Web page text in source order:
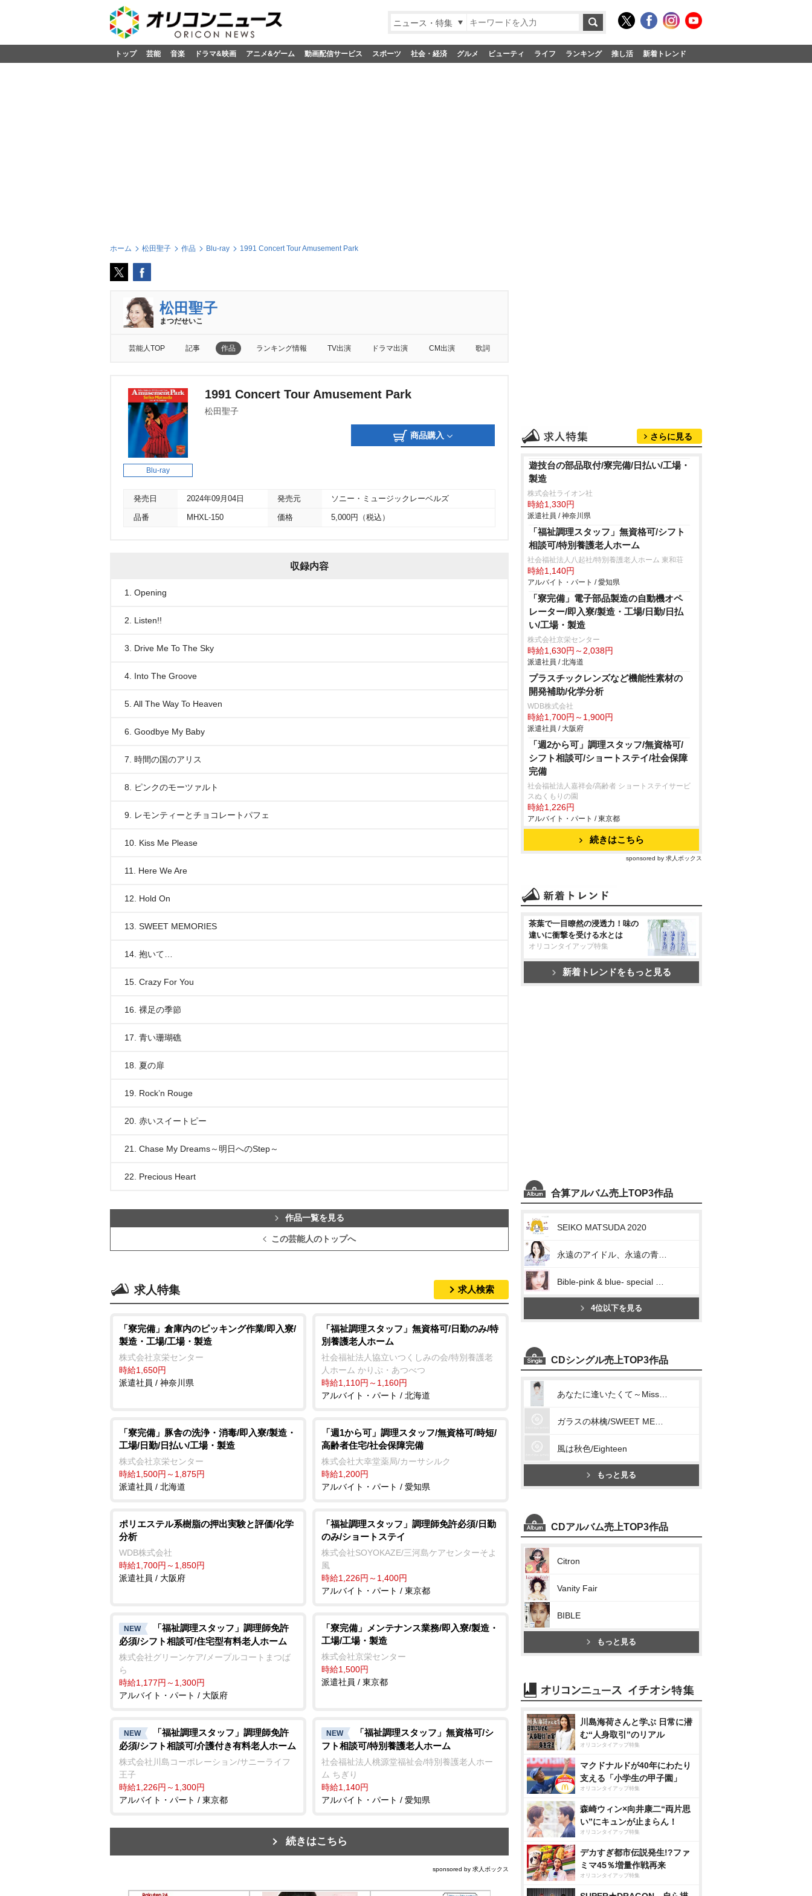
ニュース・特集
トップ 芸能 音楽 ドラマ&映画 アニメ&ゲーム 動画配信サービス スポーツ 社会・経済 グルメ ビューティ ライフ ランキング 推し活 新着トレンド
ホーム 松田聖子 作品 Blu-ray 1991 Concert Tour Amusement Park
松田聖子
まつだせいこ
芸能人TOP 記事 作品 ランキング情報 TV出演 ドラマ出演 CM出演 歌詞
Blu-ray
1991 Concert Tour Amusement Park
松田聖子
商品購入
発売日 2024年09月04日 発売元 ソニー・ミュージックレーベルズ
品番 MHXL-150 価格 5,000円（税込）
収録内容
1. Opening
2. Listen!!
3. Drive Me To The Sky
4. Into The Groove
5. All The Way To Heaven
6. Goodbye My Baby
7. 時間の国のアリス
8. ピンクのモーツァルト
9. レモンティーとチョコレートパフェ
10. Kiss Me Please
11. Here We Are
12. Hold On
13. SWEET MEMORIES
14. 抱いて…
15. Crazy For You
16. 裸足の季節
17. 青い珊瑚礁
18. 夏の扉
19. Rock’n Rouge
20. 赤いスイートピー
21. Chase My Dreams～明日へのStep～
22. Precious Heart
作品一覧を見る
この芸能人のトップへ
求人特集 求人検索
「寮完備」倉庫内のピッキング作業/即入寮/
製造・工場/工場・製造
株式会社京栄センター
時給1,650円
派遣社員 / 神奈川県
「福祉調理スタッフ」無資格可/日勤のみ/特
別養護老人ホーム
社会福祉法人協立いつくしみの会/特別養護老
人ホーム かりぷ・あつべつ
時給1,110円～1,160円
アルバイト・パート / 北海道
「寮完備」豚舎の洗浄・消毒/即入寮/製造・
工場/日勤/日払い/工場・製造
株式会社京栄センター
時給1,500円～1,875円
派遣社員 / 北海道
「週1から可」調理スタッフ/無資格可/時短/
高齢者住宅/社会保障完備
株式会社大幸堂薬局/カーサシルク
時給1,200円
アルバイト・パート / 愛知県
ポリエステル系樹脂の押出実験と評価/化学
分析
WDB株式会社
時給1,700円～1,850円
派遣社員 / 大阪府
「福祉調理スタッフ」調理師免許必須/日勤
のみ/ショートステイ
株式会社SOYOKAZE/三河島ケアセンターそよ
風
時給1,226円～1,400円
アルバイト・パート / 東京都
NEW
「福祉調理スタッフ」調理師免許
必須/シフト相談可/住宅型有料老人ホーム
株式会社グリーンケア/メープルコートまつば
ら
時給1,177円～1,300円
アルバイト・パート / 大阪府
「寮完備」メンテナンス業務/即入寮/製造・
工場/工場・製造
株式会社京栄センター
時給1,500円
派遣社員 / 東京都
NEW
「福祉調理スタッフ」調理師免許
必須/シフト相談可/介護付き有料老人ホーム
株式会社川島コーポレーション/サニーライフ
王子
時給1,226円～1,300円
アルバイト・パート / 東京都
NEW
「福祉調理スタッフ」無資格可/シ
フト相談可/特別養護老人ホーム
社会福祉法人桃源堂福祉会/特別養護老人ホー
ム ちぎり
時給1,140円
アルバイト・パート / 愛知県
続きはこちら
sponsored by 求人ボックス
さらに見る
遊技台の部品取付/寮完備/日払い/工場・
製造
株式会社ライオン社
時給1,330円
派遣社員 / 神奈川県
「福祉調理スタッフ」無資格可/シフト
相談可/特別養護老人ホーム
社会福祉法人八起社/特別養護老人ホーム 東和荘
時給1,140円
アルバイト・パート / 愛知県
「寮完備」電子部品製造の自動機オペ
レーター/即入寮/製造・工場/日勤/日払
い/工場・製造
株式会社京栄センター
時給1,630円～2,038円
派遣社員 / 北海道
プラスチックレンズなど機能性素材の
開発補助/化学分析
WDB株式会社
時給1,700円～1,900円
派遣社員 / 大阪府
「週2から可」調理スタッフ/無資格可/
シフト相談可/ショートステイ/社会保障
完備
社会福祉法人嘉祥会/高齢者 ショートステイサービ
スぬくもりの園
時給1,226円
アルバイト・パート / 東京都
続きはこちら
sponsored by 求人ボックス
茶葉で一目瞭然の浸透力！味の
違いに衝撃を受ける水とは
オリコンタイアップ特集
新着トレンドをもっと見る
合算アルバム売上TOP3作品
SEIKO MATSUDA 2020
4位以下を見る
CDシングル売上TOP3作品
風は秋色/Eighteen
もっと見る
CDアルバム売上TOP3作品
Citron
Vanity Fair
BIBLE
もっと見る
川島海荷さんと学ぶ 日常に潜
む“人身取引”のリアル
オリコンタイアップ特集
マクドナルドが40年にわたり
支える「小学生の甲子園」
オリコンタイアップ特集
森崎ウィン×向井康二“両片思
い”にキュンが止まらん！
オリコンタイアップ特集
デカすぎ都市伝説発生!?ファ
ミマ45％増量作戦再来
オリコンタイアップ特集